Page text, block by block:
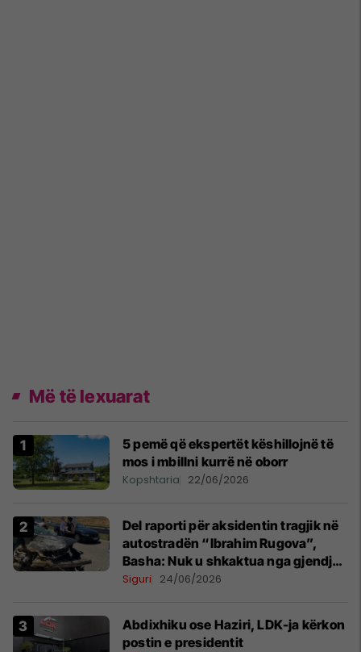
Më të lexuarat
5 pemë që ekspertët këshillojnë të
mos i mbillni kurrë në oborr
Kopshtaria 22/06/2026
Del raporti për aksidentin tragjik në
autostradën “Ibrahim Rugova”,
Basha: Nuk u shkaktua nga gjendja
e rrugës
Siguri 24/06/2026
Abdixhiku ose Haziri, LDK-ja kërkon
postin e presidentit